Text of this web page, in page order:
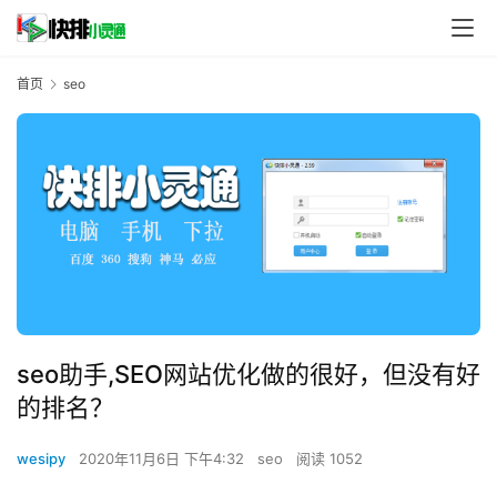
首页 seo
seo助手,SEO网站优化做的很好，但没有好
的排名？
wesipy 2020年11月6日 下午4:32 seo 阅读 1052